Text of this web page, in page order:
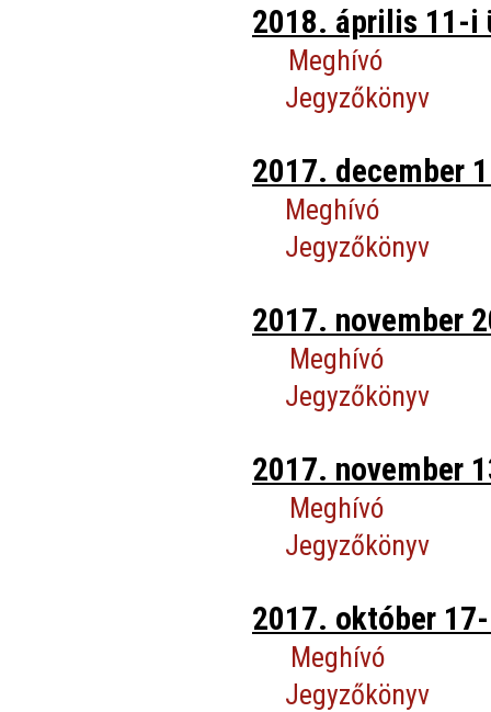
2018. április 11-i
Meghívó
Jegyzőkönyv
2017. december
Meghívó
Jegyzőkönyv
2017. november
Meghívó
Jegyzőkönyv
2017. november
Meghívó
Jegyzőkönyv
2017. október
Meghívó
Jegyzőkönyv